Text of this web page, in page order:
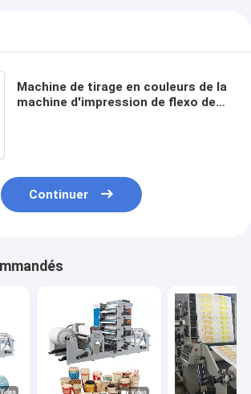
Machine de tirage en couleurs de la
machine d'impression de flexo de
Continuer